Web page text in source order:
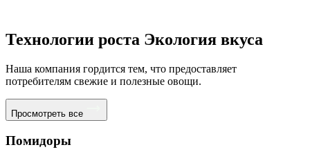
Технологии роста Экология вкуса
Наша компания гордится тем, что предоставляет
потребителям свежие и полезные овощи.
Просмотреть все
Помидоры